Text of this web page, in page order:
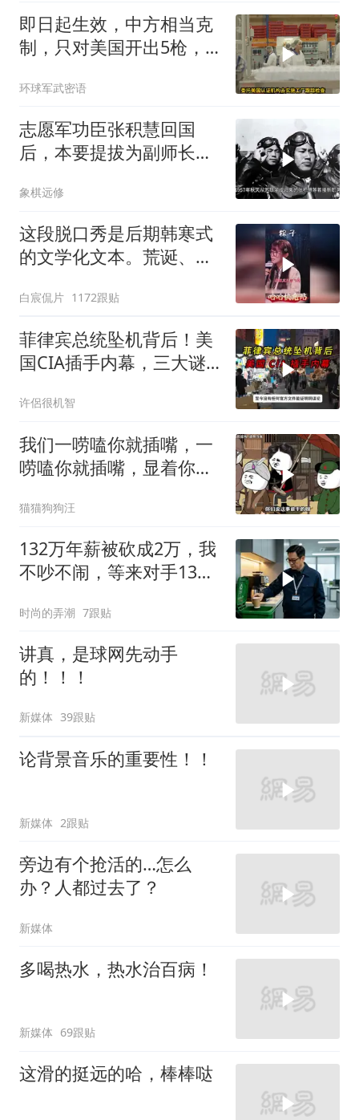
即日起生效，中方相当克
制，只对美国开出5枪，
环球军武密语
志愿军功臣张积慧回国
后，本要提拔为副师长，
象棋远修
这段脱口秀是后期韩寒式
的文学化文本。荒诞、激
白宸侃片 1172跟贴
菲律宾总统坠机背后！美
国CIA插手内幕，三大谜
许侶很机智
我们一唠嗑你就插嘴，一
唠嗑你就插嘴，显着你
猫猫狗狗汪
132万年薪被砍成2万，我
不吵不闹，等来对手13倍
时尚的弄潮 7跟贴
讲真，是球网先动手
的！！！
新媒体 39跟贴
论背景音乐的重要性！！
新媒体 2跟贴
旁边有个抢活的…怎么
办？人都过去了？
新媒体
多喝热水，热水治百病！
新媒体 69跟贴
这滑的挺远的哈，棒棒哒